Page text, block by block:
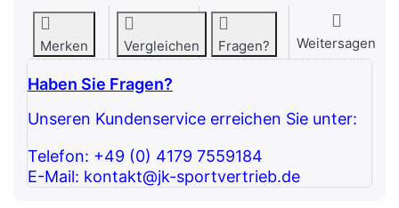
Merken Vergleichen Fragen? Weitersagen
Haben Sie Fragen?
Unseren Kundenservice erreichen Sie unter:
Telefon: +49 (0) 4179 7559184
E-Mail: kontakt@jk-sportvertrieb.de